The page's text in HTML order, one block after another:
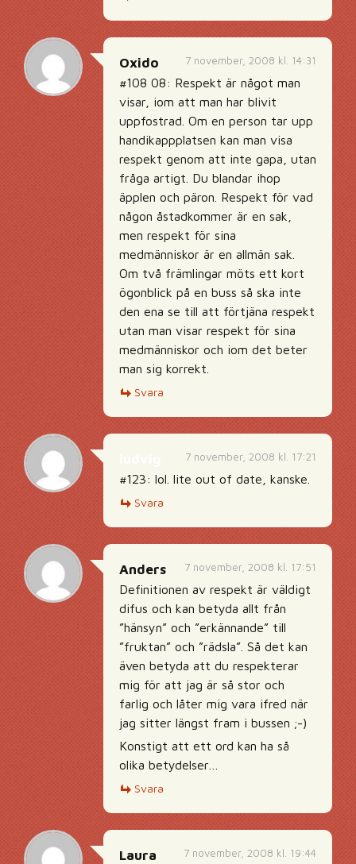
7 november, 2008 kl. 14:31
Oxido
#108 08: Respekt är något man
visar, iom att man har blivit
uppfostrad. Om en person tar upp
handikappplatsen kan man visa
respekt genom att inte gapa, utan
fråga artigt. Du blandar ihop
äpplen och päron. Respekt för vad
någon åstadkommer är en sak,
men respekt för sina
medmänniskor är en allmän sak.
Om två främlingar möts ett kort
ögonblick på en buss så ska inte
den ena se till att förtjäna respekt
utan man visar respekt för sina
medmänniskor och iom det beter
man sig korrekt.
Svara
7 november, 2008 kl. 17:21
#123: lol. lite out of date, kanske.
Svara
7 november, 2008 kl. 17:51
Anders
Definitionen av respekt är väldigt
difus och kan betyda allt från
”hänsyn” och ”erkännande” till
”fruktan” och ”rädsla”. Så det kan
även betyda att du respekterar
mig för att jag är så stor och
farlig och låter mig vara ifred när
jag sitter längst fram i bussen ;-)
Konstigt att ett ord kan ha så
olika betydelser…
Svara
7 november, 2008 kl. 19:44
Laura